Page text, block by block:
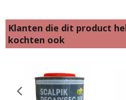
Klanten die dit product
kochten ook